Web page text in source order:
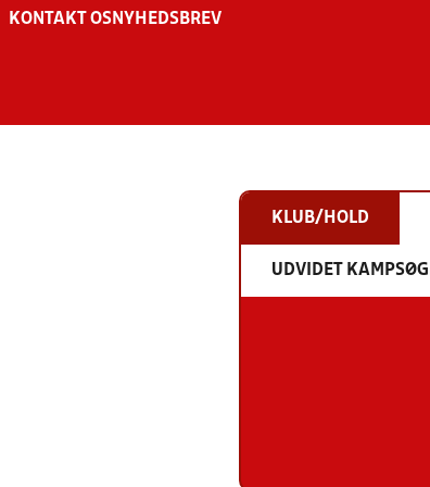
KONTAKT OS NYHEDSBREV
KLUB/HOLD
UDVIDET